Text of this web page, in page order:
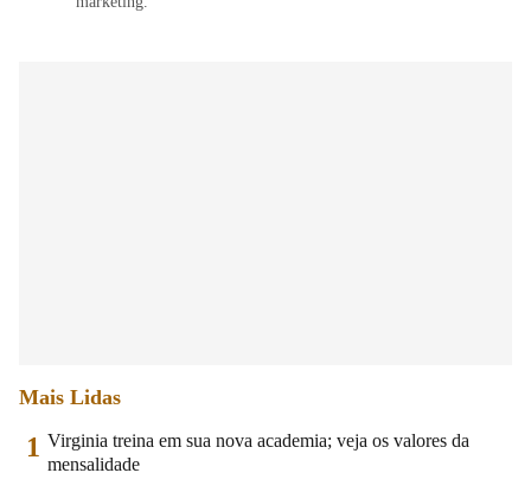
Mais Lidas
1 Virginia treina em sua nova academia; veja os valores da
mensalidade